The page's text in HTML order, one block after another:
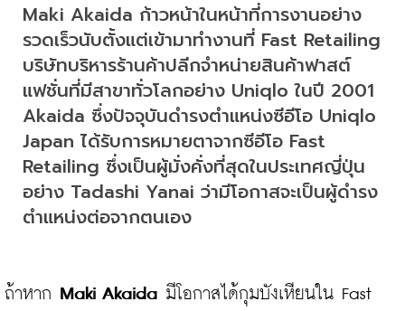
Maki Akaida ก้าวหน้าในหน้าที่การงานอย่าง
รวดเร็วนับตั้งแต่เข้ามาทำงานที่ Fast Retailing
บริษัทบริหารร้านค้าปลีกจำหน่ายสินค้าฟาสต์
แฟชั่นที่มีสาขาทั่วโลกอย่าง Uniqlo ในปี 2001
Akaida ซึ่งปัจจุบันดำรงตำแหน่งซีอีโอ Uniqlo
Japan ได้รับการหมายตาจากซีอีโอ Fast
Retailing ซึ่งเป็นผู้มั่งคั่งที่สุดในประเทศญี่ปุ่น
อย่าง Tadashi Yanai ว่ามีโอกาสจะเป็นผู้ดำรง
ตำแหน่งต่อจากตนเอง
ถ้าหาก Maki Akaida มีโอกาสได้กุมบังเหียนใน Fast